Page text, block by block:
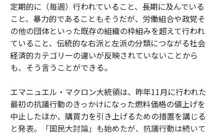
定期的に（毎週）行われていること、長期に及んでいる
こと、暴力的であることもそうだが、労働組合や政党そ
の他の団体といった既存の組織の枠組みを超えて行われ
ていること、伝統的な右派と左派の分類につながる社会
経済的カテゴリーの違いが反映されていないことから
も、そう言うことができる。
エマニュエル・マクロン大統領は、昨年11月に行われた
最初の抗議行動のきっかけになった燃料価格の値上げを
中止したほか、購買力を引き上げるための措置を講じる
と発表。「国民大討論」も始めたが、抗議行動は続いて